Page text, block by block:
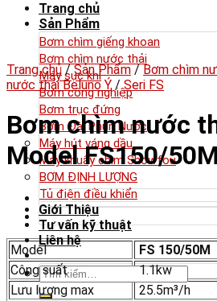
Trang chủ
Sản Phẩm
Bơm chìm giếng khoan
Bơm chìm nước thải
Máy sục khí
Bơm công nghiệp
Bơm trục đứng
Bơm Đài Phun Nước
Máy hút váng dầu
Máy khuấy chìm Showfou
BƠM ĐỊNH LƯỢNG
Tủ điện điều khiển
Giới Thiệu
Tư vấn kỹ thuật
Liên hệ
Tìm
kiếm:
Trang chủ / Sản Phẩm / Bơm chìm
nước thải Beluno Ý / Seri FS
Bơm chìm nước
Model FS150/
Model
FS 150/50M
Công suất
1.1kw
Lưu lượng max
25.5m³/h